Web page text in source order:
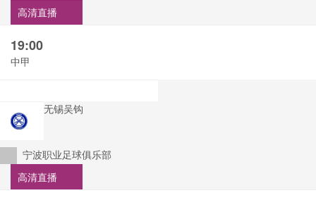
高清直播
19:00
中甲
无锡吴钩
宁波职业足球俱乐部
高清直播